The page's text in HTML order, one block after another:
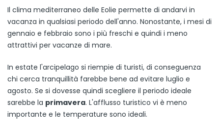
Il clima mediterraneo delle Eolie permette di andarvi in
vacanza in qualsiasi periodo dell'anno. Nonostante, i mesi di
gennaio e febbraio sono i più freschi e quindi i meno
attrattivi per vacanze di mare.
In estate l'arcipelago si riempie di turisti, di conseguenza
chi cerca tranquillità farebbe bene ad evitare luglio e
agosto. Se si dovesse quindi scegliere il periodo ideale
sarebbe la primavera. L'afflusso turistico vi è meno
importante e le temperature sono ideali.